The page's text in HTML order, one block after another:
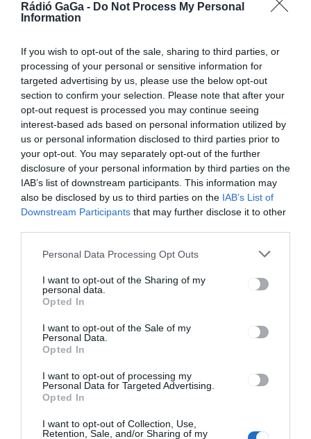
Rádió GaGa - Do Not Process My Personal
Information
If you wish to opt-out of the sale, sharing to third parties, or
processing of your personal or sensitive information for
targeted advertising by us, please use the below opt-out
section to confirm your selection. Please note that after your
opt-out request is processed you may continue seeing
interest-based ads based on personal information utilized by
us or personal information disclosed to third parties prior to
your opt-out. You may separately opt-out of the further
disclosure of your personal information by third parties on the
IAB’s list of downstream participants. This information may
also be disclosed by us to third parties on the IAB’s List of
Downstream Participants that may further disclose it to other
Personal Data Processing Opt Outs
I want to opt-out of the Sharing of my
personal data.
Opted In
I want to opt-out of the Sale of my
Personal Data.
Opted In
I want to opt-out of processing my
Personal Data for Targeted Advertising.
Opted In
I want to opt-out of Collection, Use,
Retention, Sale, and/or Sharing of my
Bejegyzés
navigáció
ELŐZŐ
BEJEGYZÉS
Szelterszen
tartják az
első
Székelyföldi
Roma
Szabadegyet
KÖVETKEZŐ
BEJEGYZÉS
Mától
megváltozik
a személyi
nyilvántartó
részleg
ügyfélfogad
ási
programja
Ez is érdekelheti
A közönség dönti el, ki legyen
a 7. döntős az Erdély Dala